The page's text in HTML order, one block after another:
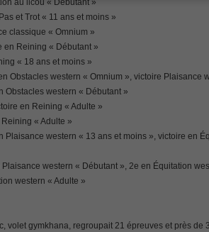
au licou « Débutant »
et Trot « 11 ans et moins »
classique « Omnium »
en Reining « Débutant »
« 18 ans et moins »
Obstacles western « Omnium », victoire Plaisance
Obstacles western « Débutant »
en Reining « Adulte »
« Adulte »
Plaisance western « 13 ans et moins », victoire en
western « Débutant », 2e en Équitation
western « Adulte »
volet gymkhana, regroupait 21 épreuves et près de